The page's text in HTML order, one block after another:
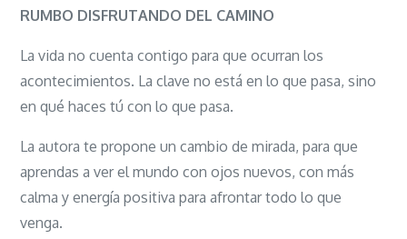
RUMBO
DEL
CAMINO
RUMBO DISFRUTANDO DEL CAMINO
La vida no cuenta contigo para que ocurran los
acontecimientos. La clave no está en lo que pasa, sino
en qué haces tú con lo que pasa.
La autora te propone un cambio de mirada, para que
aprendas a ver el mundo con ojos nuevos, con más
calma y energía positiva para afrontar todo lo que
venga.